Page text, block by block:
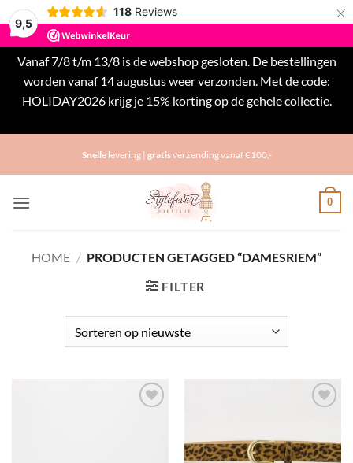
9,5
118 Reviews ×
Vanaf 7/8 t/m 13/8 is de webshop gesloten. De bestellingen
worden vanaf 14 augustus weer verzonden. Met de code:
HOLIDAY2026 krijg je 15% korting op de gehele collectie.
Snellelevering | gratisverzending vanaf €100,-
0
HOME / PRODUCTEN GETAGGED “DAMESRIEM”
FILTER
verlanglijst